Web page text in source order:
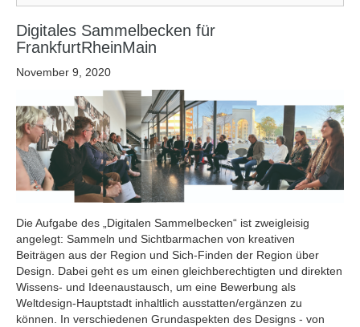
Digitales Sammelbecken für
FrankfurtRheinMain
November 9, 2020
Die Aufgabe des „Digitalen Sammelbecken“ ist zweigleisig
angelegt: Sammeln und Sichtbarmachen von kreativen
Beiträgen aus der Region und Sich-Finden der Region über
Design. Dabei geht es um einen gleichberechtigten und direkten
Wissens- und Ideenaustausch, um eine Bewerbung als
Weltdesign-Hauptstadt inhaltlich ausstatten/ergänzen zu
können. In verschiedenen Grundaspekten des Designs - von